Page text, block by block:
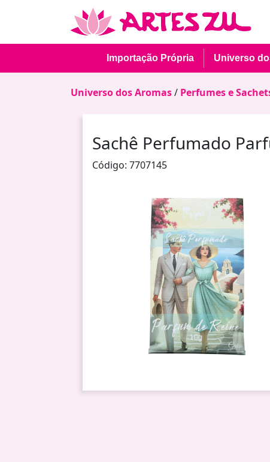
Importação Própria Universo
Universo dos Aromas/ Perfumes e
Sachê Perfumado
Código: 7707145